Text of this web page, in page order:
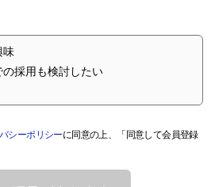
味
採用も検討したい
シーポリシーに同意の上、「同意して会員登録